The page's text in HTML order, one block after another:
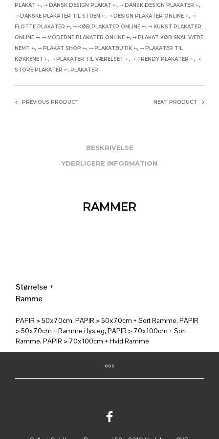
PLAKAT ⤌, ⤍ DANSK DESIGN PLAKAT ⤌, ⤍ DANSK DESIGN PLAKATER ⤌,
⤍ DANSKE PLAKATER TIL STUEN ⤌, ⤍ DESIGN PLAKATER ONLINE ⤌, ⤍
FLOTTE PLAKATER ⤌, ⤍ KØB PLAKATER ONLINE ⤌, ⤍ KUNST PLAKATER
ONLINE ⤌, ⤍ MODERNE PLAKATER ONLINE ⤌, ⤍ PLAKAT KØB SKAL VÆRE
NEMT ⤌, ⤍ PLAKAT SHOP ⤌, ⤍ PLAKATBUTIK ⤌, ⤍ PLAKATER TIL
KØKKENET ⤌, ⤍ PLAKATER TIL VÆRELSET ⤌, ⤍ TRENDY PLAKATER ⤌, ⤙
STORE PLAKATER ⤚, PLAKATER
PREVIOUS PRODUCT NEXT PRODUCT
BESKRIVELSE
YDERLIGERE INFORMATION
RAMMER
Størrelse +
Ramme
PAPIR > 50x70cm, PAPIR > 50x70cm + Sort Ramme, PAPIR
> 50x70cm + Ramme i lys eg, PAPIR > 70x100cm + Sort
Ramme, PAPIR > 70x100cm + Hvid Ramme